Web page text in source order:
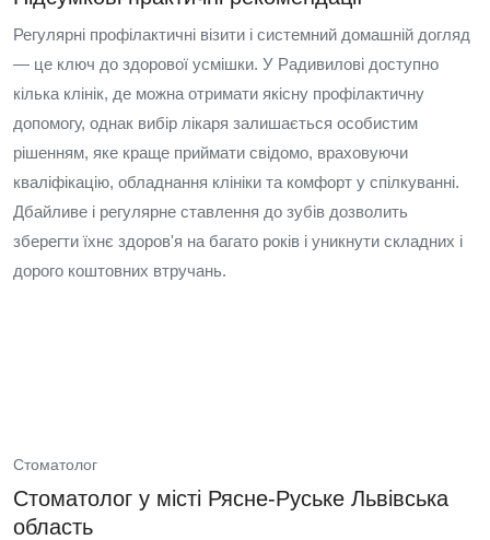
Регулярні профілактичні візити і системний домашній догляд
— це ключ до здорової усмішки. У Радивилові доступно
кілька клінік, де можна отримати якісну профілактичну
допомогу, однак вибір лікаря залишається особистим
рішенням, яке краще приймати свідомо, враховуючи
кваліфікацію, обладнання клініки та комфорт у спілкуванні.
Дбайливе і регулярне ставлення до зубів дозволить
зберегти їхнє здоров'я на багато років і уникнути складних і
дорого коштовних втручань.
Стоматолог
Стоматолог у місті Рясне-Руське Львівська
область